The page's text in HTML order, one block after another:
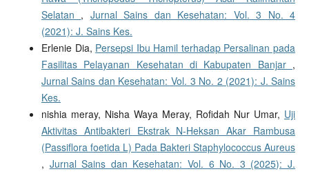
Selatan , Jurnal Sains dan Kesehatan: Vol. 3 No. 4
(2021): J. Sains Kes.
Erlenie Dia, Persepsi Ibu Hamil terhadap Persalinan pada
Fasilitas Pelayanan Kesehatan di Kabupaten Banjar ,
Jurnal Sains dan Kesehatan: Vol. 3 No. 2 (2021): J. Sains
Kes.
nishia meray, Nisha Waya Meray, Rofidah Nur Umar, Uji
Aktivitas Antibakteri Ekstrak N-Heksan Akar Rambusa
(Passiflora foetida L) Pada Bakteri Staphylococcus Aureus
, Jurnal Sains dan Kesehatan: Vol. 6 No. 3 (2025): J.